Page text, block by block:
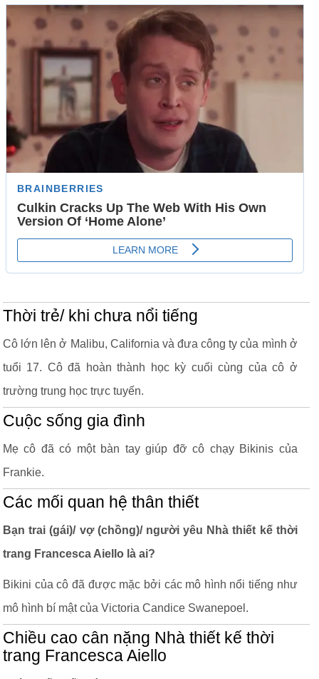
Thời trẻ/ khi chưa nổi tiếng
Cô lớn lên ở Malibu, California và đưa công ty của mình ở
tuổi 17. Cô đã hoàn thành học kỳ cuối cùng của cô ở
trường trung học trực tuyến.
Cuộc sống gia đình
Mẹ cô đã có một bàn tay giúp đỡ cô chạy Bikinis của
Frankie.
Các mối quan hệ thân thiết
Bạn trai (gái)/ vợ (chồng)/ người yêu Nhà thiết kế thời
trang Francesca Aiello là ai?
Bikini của cô đã được mặc bởi các mô hình nổi tiếng như
mô hình bí mật của Victoria Candice Swanepoel.
Chiều cao cân nặng Nhà thiết kế thời
trang Francesca Aiello